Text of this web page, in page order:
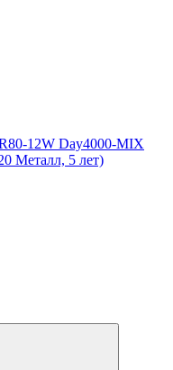
12W Day4000-MIX
Металл, 5 лет)